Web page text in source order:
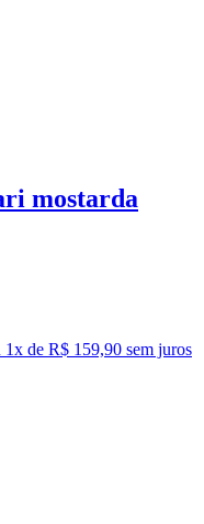
mostarda
1x de R$ 159,90 sem juros